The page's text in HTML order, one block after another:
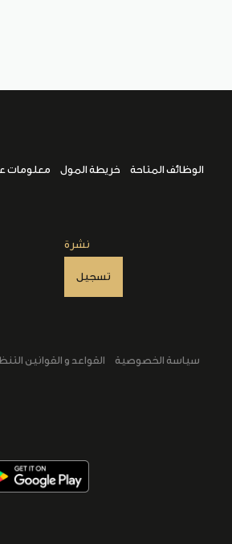
معلومات خريطة المول
الوظائف المتاحة
نشرة
تسجيل
القواعد و القوانين
سياسة الخصوصية